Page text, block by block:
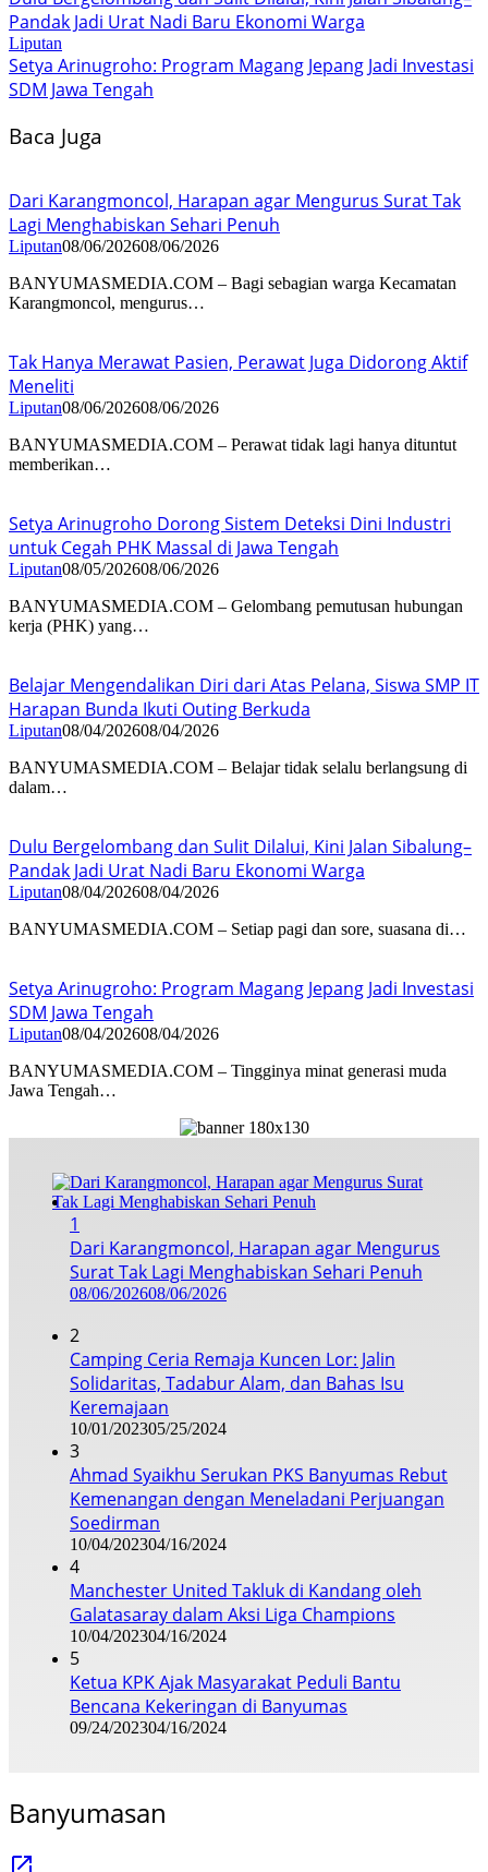
Pandak Jadi Urat Nadi Baru Ekonomi Warga
Liputan
Setya Arinugroho: Program Magang Jepang Jadi Investasi
SDM Jawa Tengah
Baca Juga
Dari Karangmoncol, Harapan agar Mengurus Surat Tak
Lagi Menghabiskan Sehari Penuh
Liputan08/06/202608/06/2026
BANYUMASMEDIA.COM – Bagi sebagian warga Kecamatan
Karangmoncol, mengurus…
Tak Hanya Merawat Pasien, Perawat Juga Didorong Aktif
Meneliti
Liputan08/06/202608/06/2026
BANYUMASMEDIA.COM – Perawat tidak lagi hanya dituntut
memberikan…
Setya Arinugroho Dorong Sistem Deteksi Dini Industri
untuk Cegah PHK Massal di Jawa Tengah
Liputan08/05/202608/06/2026
BANYUMASMEDIA.COM – Gelombang pemutusan hubungan
kerja (PHK) yang…
Belajar Mengendalikan Diri dari Atas Pelana, Siswa SMP IT
Harapan Bunda Ikuti Outing Berkuda
Liputan08/04/202608/04/2026
BANYUMASMEDIA.COM – Belajar tidak selalu berlangsung di
dalam…
Dulu Bergelombang dan Sulit Dilalui, Kini Jalan Sibalung–
Pandak Jadi Urat Nadi Baru Ekonomi Warga
Liputan08/04/202608/04/2026
BANYUMASMEDIA.COM – Setiap pagi dan sore, suasana di…
Setya Arinugroho: Program Magang Jepang Jadi Investasi
SDM Jawa Tengah
Liputan08/04/202608/04/2026
BANYUMASMEDIA.COM – Tingginya minat generasi muda
Jawa Tengah…
1
Dari Karangmoncol, Harapan agar Mengurus
Surat Tak Lagi Menghabiskan Sehari Penuh
08/06/202608/06/2026
2
Camping Ceria Remaja Kuncen Lor: Jalin
Solidaritas, Tadabur Alam, dan Bahas Isu
Keremajaan
10/01/202305/25/2024
3
Ahmad Syaikhu Serukan PKS Banyumas Rebut
Kemenangan dengan Meneladani Perjuangan
Soedirman
10/04/202304/16/2024
4
Manchester United Takluk di Kandang oleh
Galatasaray dalam Aksi Liga Champions
10/04/202304/16/2024
5
Ketua KPK Ajak Masyarakat Peduli Bantu
Bencana Kekeringan di Banyumas
09/24/202304/16/2024
Banyumasan